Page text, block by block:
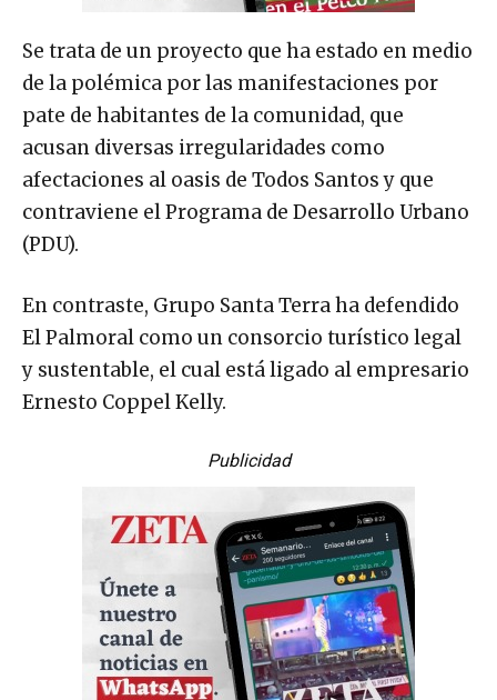
Se trata de un proyecto que ha estado en medio
de la polémica por las manifestaciones por
pate de habitantes de la comunidad, que
acusan diversas irregularidades como
afectaciones al oasis de Todos Santos y que
contraviene el Programa de Desarrollo Urbano
(PDU).
En contraste, Grupo Santa Terra ha defendido
El Palmoral como un consorcio turístico legal
y sustentable, el cual está ligado al empresario
Ernesto Coppel Kelly.
Publicidad